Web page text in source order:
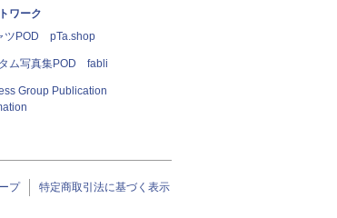
ワーク
ツPOD pTa.shop
ム写真集POD fabli
Group Publication
プ 特定商取引法に基づく表示